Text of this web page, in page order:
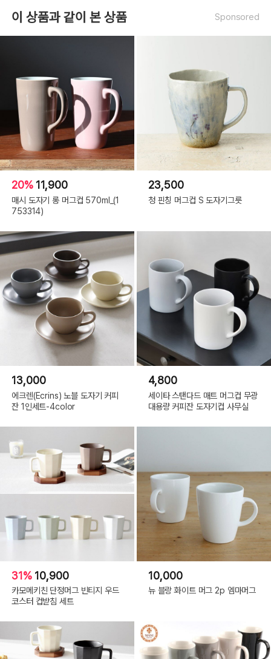
이 상품과 같이 본 상품 Sponsored
20% 11,900
매시 도자기 롱 머그컵 570ml_(1
753314)
23,500
청 핀칭 머그컵 S 도자기그릇
13,000
에크렌(Ecrins) 노블 도자기 커피
잔 1인세트-4color
4,800
세이타 스탠다드 매트 머그컵 무광
대용량 커피잔 도자기컵 사무실
31% 10,900
카모메키친 단정머그 빈티지 우드
코스터 컵받침 세트
10,000
뉴 블랑 화이트 머그 2p 엠마머그